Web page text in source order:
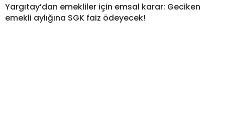
Yargıtay’dan emekliler için emsal karar: Geciken
emekli aylığına SGK faiz ödeyecek!